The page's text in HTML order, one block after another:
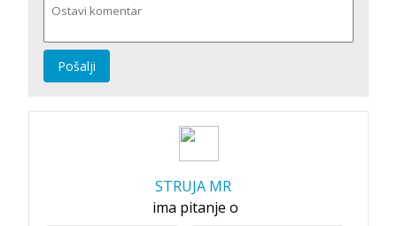
Pošalji
STRUJA MR
ima pitanje o